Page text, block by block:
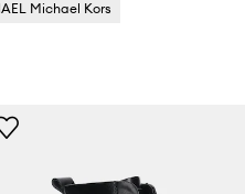
Michael Kors